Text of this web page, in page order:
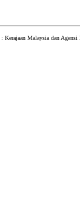
: Kerajaan Malaysia dan